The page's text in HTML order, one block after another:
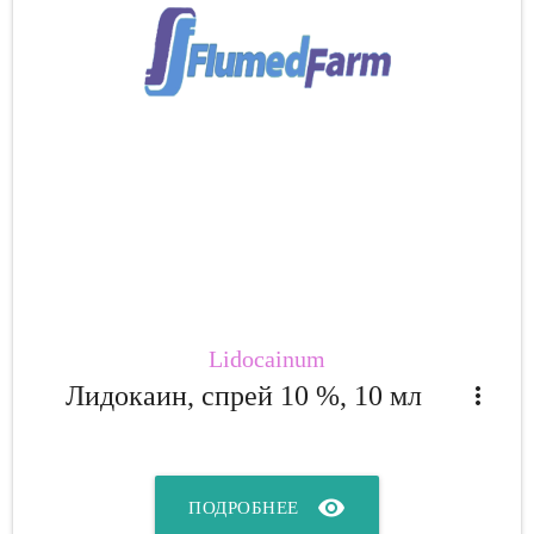
Lidocainum
Лидокаин, спрей 10 %, 10 мл more_vert
visibility
ПОДРОБНЕЕ